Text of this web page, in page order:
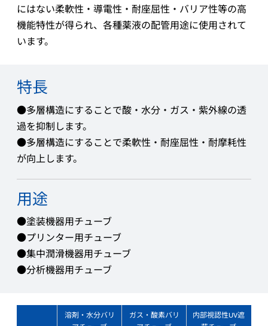
にはない柔軟性・導電性・耐座屈性・バリア性等の高
機能特性が得られ、各種薬液の配管用途に使用されて
います。
特長
●多層構造にすることで酸・水分・ガス・紫外線の透
過を抑制します。
●多層構造にすることで柔軟性・耐座屈性・耐摩耗性
が向上します。
用途
●塗装機器用チューブ
●プリンター用チューブ
●集中潤滑機器用チューブ
●分析機器用チューブ
溶剤・水分バリ
ガス・酸素バリ
内部視認性UV遮